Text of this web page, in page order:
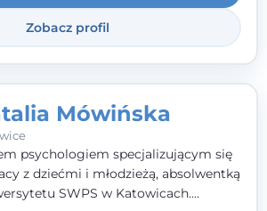
Zobacz profil
Mówińska
psychologiem specjalizującym się
z dziećmi i młodzieżą, absolwentką
SWPS w Katowicach.